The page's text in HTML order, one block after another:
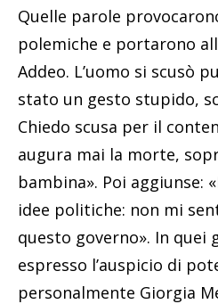
Quelle parole
polemiche e portarono
Addeo. L’uomo si scusò
stato un gesto stupido,
Chiedo scusa per il
augura mai la morte,
bambina». Poi aggiunse:
idee politiche: non mi
questo governo». In quei
espresso l’auspicio di
personalmente Giorgia